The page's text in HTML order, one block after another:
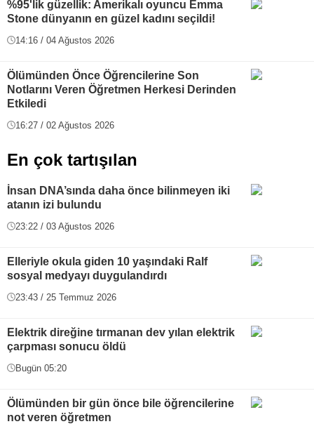
%95'lik güzellik: Amerikalı oyuncu Emma
Stone dünyanın en güzel kadını seçildi!
14:16 / 04 Ağustos 2026
Ölümünden Önce Öğrencilerine Son
Notlarını Veren Öğretmen Herkesi Derinden
Etkiledi
16:27 / 02 Ağustos 2026
En çok tartışılan
İnsan DNA’sında daha önce bilinmeyen iki
atanın izi bulundu
23:22 / 03 Ağustos 2026
Elleriyle okula giden 10 yaşındaki Ralf
sosyal medyayı duygulandırdı
23:43 / 25 Temmuz 2026
Elektrik direğine tırmanan dev yılan elektrik
çarpması sonucu öldü
Bugün 05:20
Ölümünden bir gün önce bile öğrencilerine
not veren öğretmen